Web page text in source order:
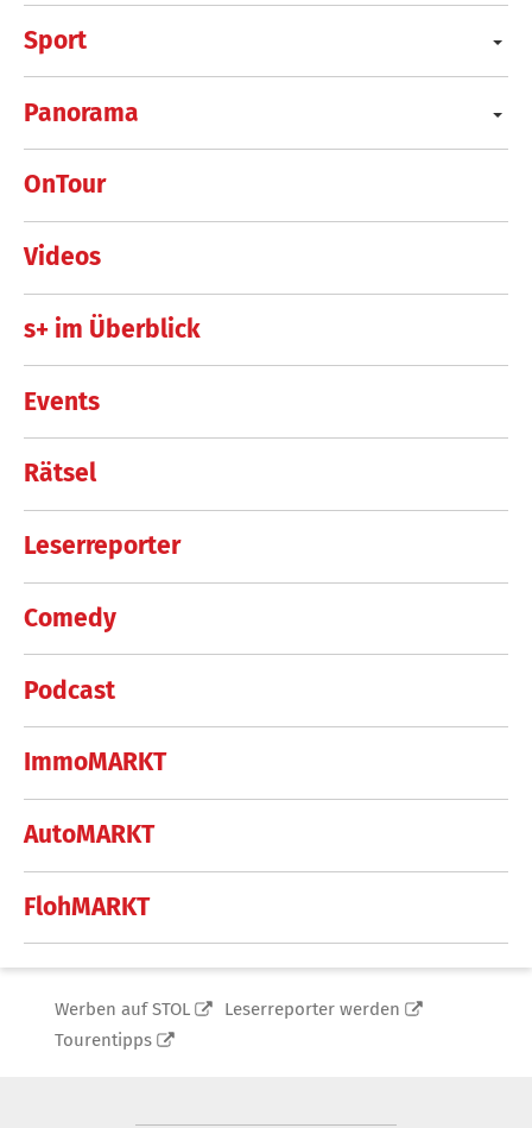
Sport
Panorama
OnTour
Videos
s+ im Überblick
Events
Rätsel
Leserreporter
Comedy
Podcast
ImmoMARKT
AutoMARKT
FlohMARKT
Werben auf STOL
Leserreporter werden
Tourentipps